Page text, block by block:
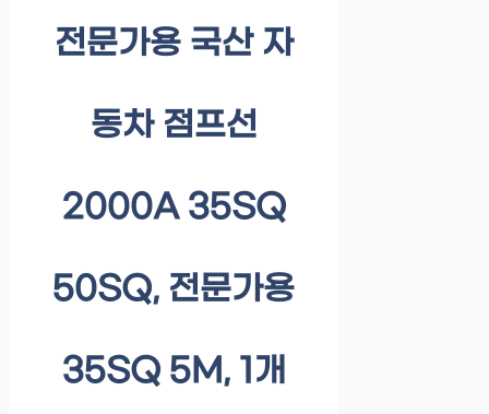
전문가용 국산 자
동차 점프선
2000A 35SQ
50SQ, 전문가용
35SQ 5M, 1개